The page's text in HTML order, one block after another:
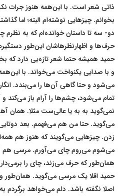
ذاتی شعر است. با این‌همه هنوز جرات
بخوانم. چیزهایی نوشته‌ام البته؛ اما
دو- سه تا داستان خوانده‌ام که به نظرم
حرف‌ها و اظهارنظرهاشان این‌طور
حمید همیشه حتما شعر تازه‌یی دارد که
و با صدایی یکنواخت می‌خواند. با
می‌شود و حتا گاهی آن‌ها را می‌بندد.
تمام می‌شود، چشم‌ها را آرام باز
نمی‌گوید به به یا عالی‌ست مثلا. همان
می‌گوید. حتا من هم می‌فهمم. بعد
زدن. چیزهایی می‌گویند که هنوز هم
می‌شوم می‌روم چای می‌آورم. مرسی هم
همان‌طور که حرف می‌زند، چای را
حمید اقلا یک مرسی می‌گوید. همان‌طور
اصلا نگفته باشد. دلم می‌خواهد برگردم